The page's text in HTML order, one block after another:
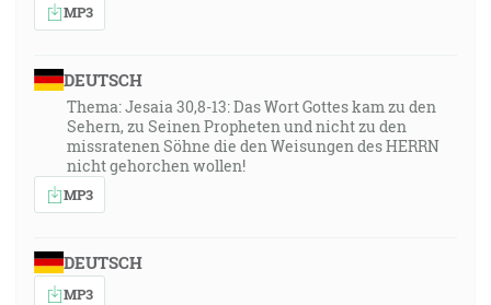
MP3
DEUTSCH
Thema: Jesaia 30,8-13: Das Wort Gottes kam zu den
Sehern, zu Seinen Propheten und nicht zu den
missratenen Söhne die den Weisungen des HERRN
nicht gehorchen wollen!
MP3
DEUTSCH
MP3